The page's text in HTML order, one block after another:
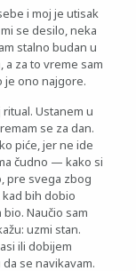
i moj je utisak
se desilo, neka
stalno budan u
a za to vreme sam
je ono najgore.
Ustanem u
se za dan.
piće, jer ne ide
čudno — kako si
pre svega zbog
kad bih dobio
Naučio sam
uzmi stan.
ili dobijem
se navikavam.